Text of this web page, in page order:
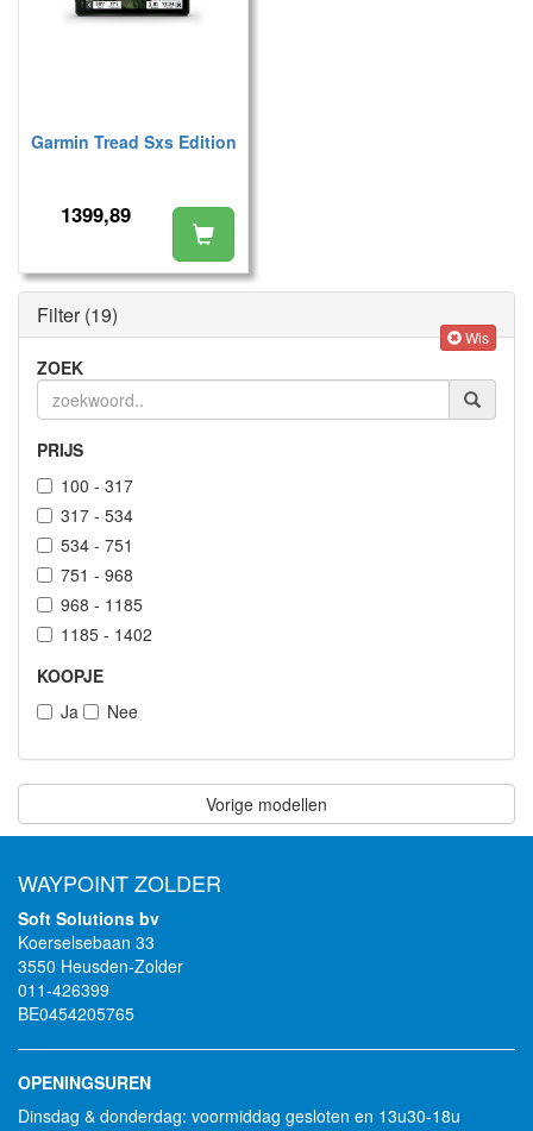
Garmin Tread Sxs Edition
1399,89
Filter(19)
Wis
ZOEK
PRIJS
100 - 317
317 - 534
534 - 751
751 - 968
968 - 1185
1185 - 1402
KOOPJE
Ja
Nee
Vorige modellen
WAYPOINT ZOLDER
Soft Solutions bv
Koerselsebaan 33
3550 Heusden-Zolder
011-426399
BE0454205765
OPENINGSUREN
Dinsdag & donderdag: voormiddag gesloten en 13u30-18u